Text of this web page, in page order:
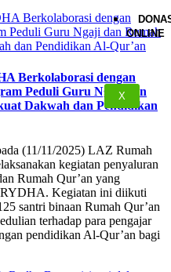
ONLINE
X
Berkolaborasi dengan
Peduli Guru Ngaji dan
Dakwah dan Pendidikan
(11/11/2025) LAZ Rumah
kegiatan penyaluran
Rumah Qur’an yang
RYDHA. Kegiatan ini diikuti
santri binaan Rumah Qur’an
terhadap para pengajar
pendidikan Al-Qur’an bagi